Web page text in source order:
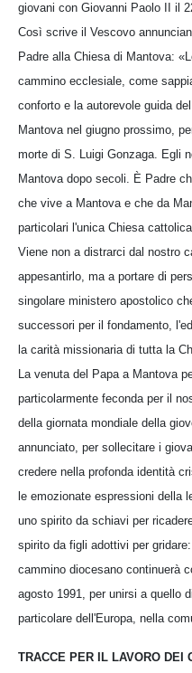
giovani con Giovanni Paolo II il
Così scrive il Vescovo
Padre alla Chiesa di Mantova:
cammino ecclesiale, come
conforto e la autorevole guida
Mantova nel giugno prossimo,
morte di S. Luigi Gonzaga. Egli
Mantova dopo secoli. È Padre
che vive a Mantova e che da
particolari l'unica Chiesa
Viene non a distrarci dal nostro
appesantirlo, ma a portare di
singolare ministero apostolico
successori per il fondamento,
la carità missionaria di tutta la
La venuta del Papa a Mantova
particolarmente feconda per il
della giornata mondiale della
annunciato, per sollecitare i
credere nella profonda identità
le emozionate espressioni della
uno spirito da schiavi per
spirito da figli adottivi per
cammino diocesano continuerà
agosto 1991, per unirsi a quello
particolare dell'Europa, nella
TRACCE PER IL LAVORO DEI